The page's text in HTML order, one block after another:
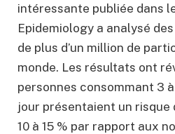
intéressante publiée dans
Epidemiology a analysé
de plus d’un million de
monde. Les résultats ont
personnes consommant 3
jour présentaient un
10 à 15 % par rapport aux